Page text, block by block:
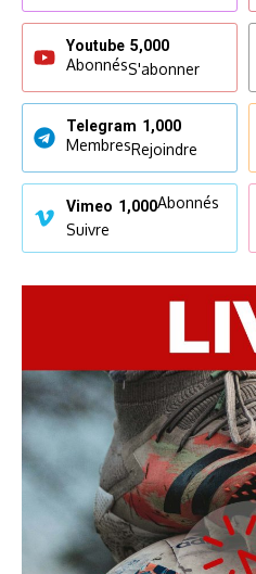
Youtube 5,000
AbonnésS'abonner
Telegram 1,000
MembresRejoindre
Vimeo 1,000Abonnés
Suivre